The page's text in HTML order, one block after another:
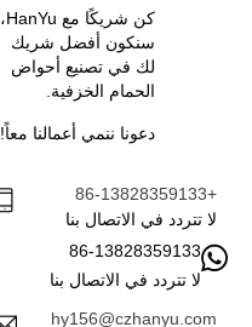
كن شريكًا مع HanYu،
سنكون أفضل شريك
لك في تصنيع أحواض
الحمام الخزفية.
دعونا ننمي أعمالنا معاً!
+86-13828359133
لا تتردد في الاتصال بنا
86-13828359133
لا تتردد في الاتصال بنا
hy156@czhanyu.com